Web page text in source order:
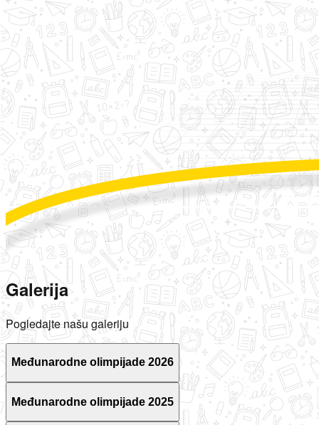
Galerija
Pogledajte našu galeriju
Međunarodne olimpijade 2026
Međunarodne olimpijade 2025